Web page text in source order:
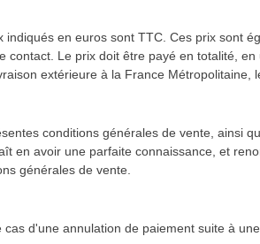
indiqués en euros sont TTC. Ces prix sont
contact. Le prix doit être payé en totalité,
extérieure à la France Métropolitaine,
conditions générales de vente, ainsi
en avoir une parfaite connaissance, et
générales de vente.
cas d'une annulation de paiement suite à